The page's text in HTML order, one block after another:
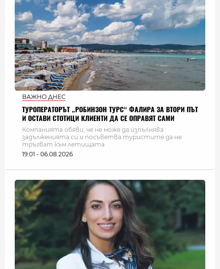
ВАЖНО ДНЕС
ТУРОПЕРАТОРЪТ „РОБИНЗОН ТУРС“ ФАЛИРА ЗА ВТОРИ ПЪТ
И ОСТАВИ СТОТИЦИ КЛИЕНТИ ДА СЕ ОПРАВЯТ САМИ
Компанията обяви, че не може да изпълнява
задълженията си и посъветва туристите да не
тръгват към летищата
19:01 - 06.08.2026